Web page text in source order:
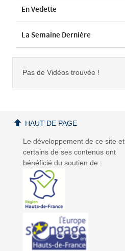
En Vedette
La Semaine Dernière
Pas de Vidéos trouvée !
Le développement de ce site et
certains de ses contenus ont
bénéficié du soutien de :
HAUT DE PAGE